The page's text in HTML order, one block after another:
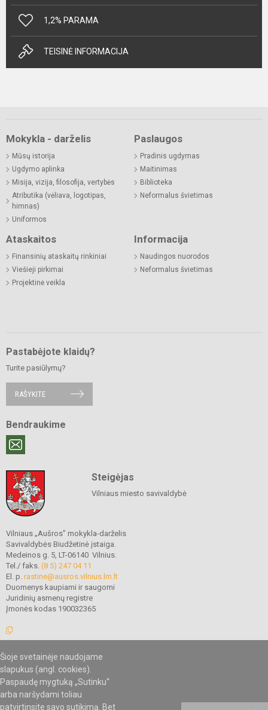
Šioje svetainėje naudojame
slapukus (angl. cookies).
Paspaudę mygtuką „Sutinku“
arba naršydami toliau
patvirtinsite savo sutikimą. Bet
1,2% PARAMA
TEISINĖ INFORMACIJA
Mokykla - darželis
Mūsų istorija
Ugdymo aplinka
Misija, vizija, filosofija, vertybės
Atributika (vėliava, logotipas,
himnas)
Uniformos
Paslaugos
Pradinis ugdymas
Maitinimas
Biblioteka
Neformalus švietimas
Ataskaitos
Finansinių ataskaitų rinkiniai
Viešieji pirkimai
Projektinė veikla
Informacija
Naudingos nuorodos
Neformalus švietimas
Pastabėjote klaidų?
Turite pasiūlymų?
RAŠYKITE
Bendraukime
Steigėjas
Vilniaus miesto savivaldybė
Vilniaus „Aušros” mokykla-darželis
Savivaldybės Biudžetinė įstaiga.
Medeinos g. 5, LT-06140 Vilnius.
Tel./ faks. (8 5) 247 04 11
El. p. rastine@ausros.vilnius.lm.lt
Duomenys kaupiami ir saugomi
Juridinių asmenų registre
Įmonės kodas 190032365
© 2019. Vilniaus „Aušros” mokykla-darželis. Visos teisės saugomos.
Kopijuoti turinį be raštiško mokyklos administracijos sutikimo griežtai